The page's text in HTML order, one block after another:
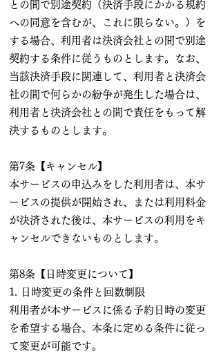
との間で別途契約（決済手段にかかる規約
への同意を含むが、これに限らない。）を
する場合、利用者は決済会社との間で別途
契約する条件に従うものとします。なお、
当該決済手段に関連して、利用者と決済会
社の間で何らかの紛争が発生した場合は、
利用者と決済会社との間で責任をもって解
決するものとします。
第7条【キャンセル】
本サービスの申込みをした利用者は、本サ
ービスの提供が開始され、または利用料金
が決済された後は、本サービスの利用をキ
ャンセルできないものとします。
第8条【日時変更について】
1. 日時変更の条件と回数制限
利用者が本サービスに係る予約日時の変更
を希望する場合、本条に定める条件に従っ
て変更が可能です。